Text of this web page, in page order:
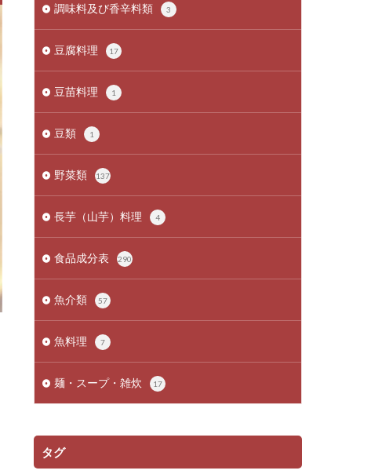
調味料及び香辛料類 3
豆腐料理 17
豆苗料理 1
豆類 1
野菜類 137
長芋（山芋）料理 4
食品成分表 290
魚介類 57
魚料理 7
麺・スープ・雑炊 17
タグ